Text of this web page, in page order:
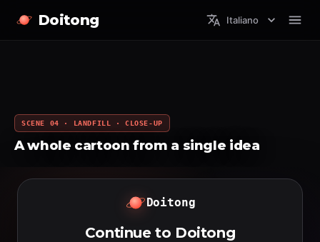
Doitong Italiano
SCENE 04 · LANDFILL · CLOSE-UP
A whole cartoon from a single idea
Doitong
Continue to Doitong